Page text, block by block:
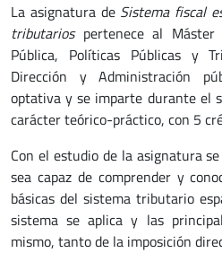
La asignatura de Sistema fiscal
tributariospertenece al Máster
Pública, Políticas Públicas y
Dirección y Administración
optativa y se imparte durante el
carácter teórico-práctico, con 5
Con el estudio de la asignatura
sea capaz de comprender y
básicas del sistema tributario
sistema se aplica y las
mismo, tanto de la imposición